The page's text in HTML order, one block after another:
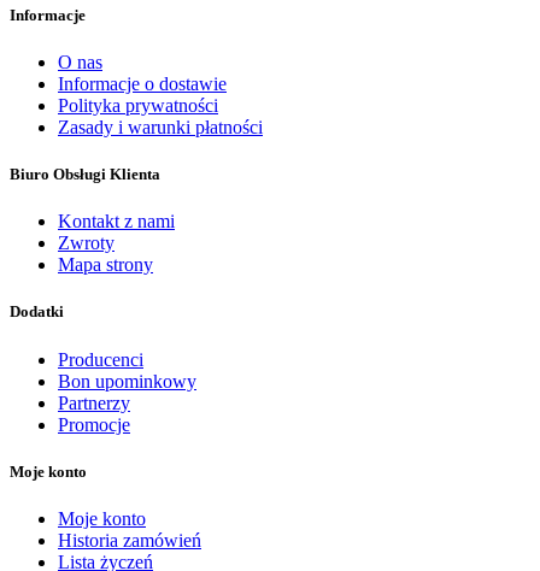
Informacje
O nas
Informacje o dostawie
Polityka prywatności
Zasady i warunki płatności
Biuro Obsługi Klienta
Kontakt z nami
Zwroty
Mapa strony
Dodatki
Producenci
Bon upominkowy
Partnerzy
Promocje
Moje konto
Moje konto
Historia zamówień
Lista życzeń